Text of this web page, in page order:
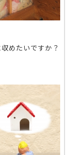
めたいですか？